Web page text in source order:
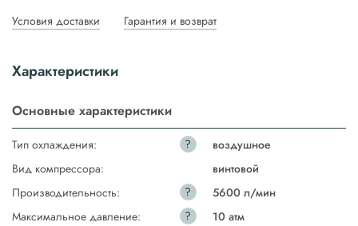
Условия доставки Гарантия и возврат
Характеристики
Основные характеристики
Тип охлаждения: ?
воздушное
Вид компрессора:
винтовой
Производительность:
?
5600 л/мин
Максимальное давление:
?
10 атм